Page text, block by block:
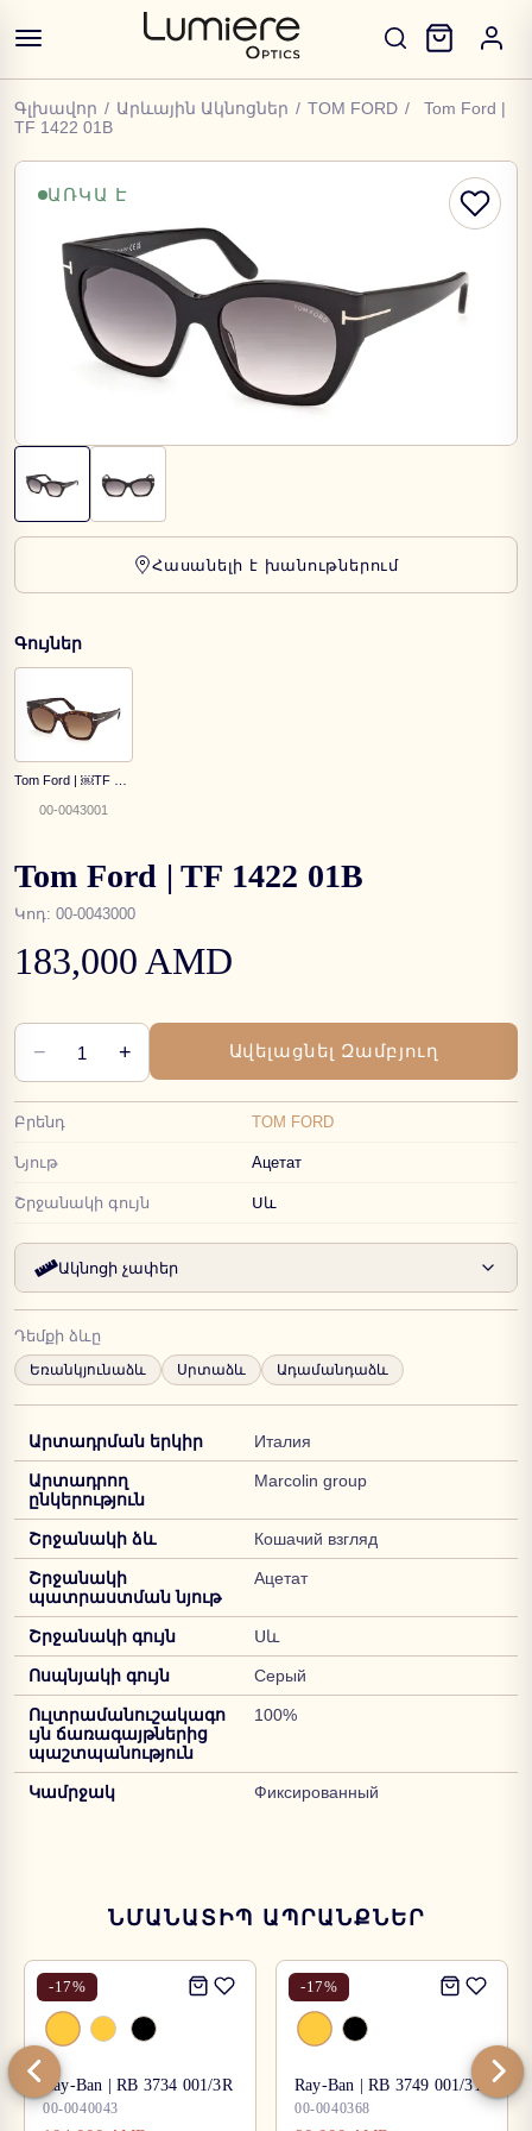
Գլխավոր / Արևային Ակնոցներ / TOM FORD /
Tom Ford |
TF 1422 01B
ԱՌԿԱ Է
Հասանելի է խանութներում
Գույներ
00-0043001
Tom Ford | TF 1422 01B
Կոդ: 00-0043000
183,000 AMD
− 1 + Ավելացնել Զամբյուղ
Բրենդ TOM FORD
Նյութ Ацетат
Շրջանակի գույն Սև
Ակնոցի չափեր
Դեմքի ձևը
Եռանկյունաձև Սրտաձև Ադամանդաձև
Արտադրման երկիր Италия
Արտադրող
ընկերություն
Marcolin group
Շրջանակի ձև Кошачий взгляд
Շրջանակի
պատրաստման նյութ
Ацетат
Շրջանակի գույն Սև
Ոսպնյակի գույն Серый
Ուլտրամանուշակագո
ւյն ճառագայթներից
պաշտպանություն
100%
Կամրջակ Фиксированный
ՆՄԱՆԱՏԻՊ ԱՊՐԱՆՔՆԵՐ
-17%
Ray-Ban | RB 3734 001/3R
00-0040043
-17%
Ray-Ban | RB 3749 001/31
00-0040368